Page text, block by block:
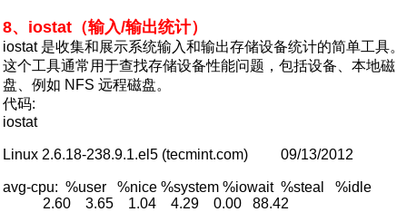
8、iostat（输入/输出统计）
iostat 是收集和展示系统输入和输出存储设备统计的简单工具。
这个工具通常用于查找存储设备性能问题，包括设备、本地磁
盘、例如 NFS 远程磁盘。
代码:
iostat
Linux 2.6.18-238.9.1.el5 (tecmint.com) 09/13/2012
avg-cpu: %user %nice %system %iowait %steal %idle
2.60 3.65 1.04 4.29 0.00 88.42